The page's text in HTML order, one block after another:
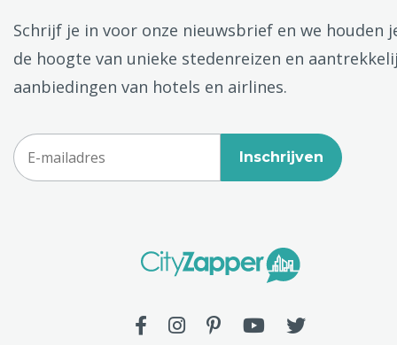
Schrijf je in voor onze nieuwsbrief en we houden
de hoogte van unieke stedenreizen en
aanbiedingen van hotels en airlines.
Inschrijven